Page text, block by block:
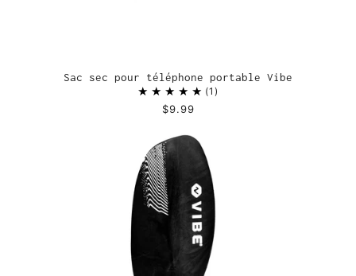
Sac sec pour téléphone portable Vibe
1
$9.99